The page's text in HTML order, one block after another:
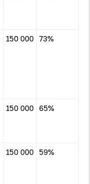
150 000 73%
150 000 65%
150 000 59%